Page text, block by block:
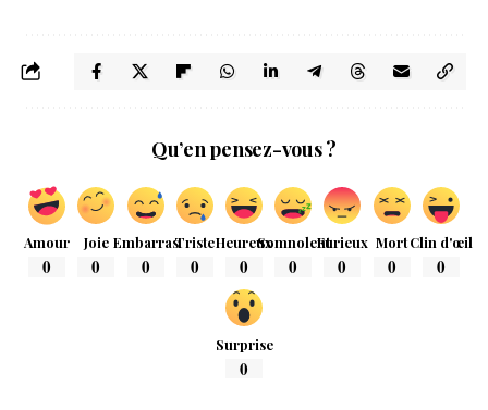
Qu’en pensez-vous ?
Amour
0
Joie
0
Embarras
0
Triste
0
Heureux
0
Somnolent
0
Furieux
0
Mort
0
Clin d'œil
0
Surprise
0